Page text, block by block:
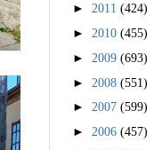
► 2011 (424)
► 2010 (455)
► 2009 (693)
► 2008 (551)
► 2007 (599)
► 2006 (457)